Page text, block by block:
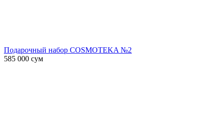
Подарочный набор COSMOTEKA №2
585 000 сум